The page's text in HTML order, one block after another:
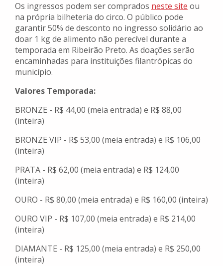
Os ingressos podem ser comprados neste site ou
na própria bilheteria do circo. O público pode
garantir 50% de desconto no ingresso solidário ao
doar 1 kg de alimento não perecível durante a
temporada em Ribeirão Preto. As doações serão
encaminhadas para instituições filantrópicas do
município.
Valores Temporada:
BRONZE - R$ 44,00 (meia entrada) e R$ 88,00
(inteira)
BRONZE VIP - R$ 53,00 (meia entrada) e R$ 106,00
(inteira)
PRATA - R$ 62,00 (meia entrada) e R$ 124,00
(inteira)
OURO - R$ 80,00 (meia entrada) e R$ 160,00 (inteira)
OURO VIP - R$ 107,00 (meia entrada) e R$ 214,00
(inteira)
DIAMANTE - R$ 125,00 (meia entrada) e R$ 250,00
(inteira)